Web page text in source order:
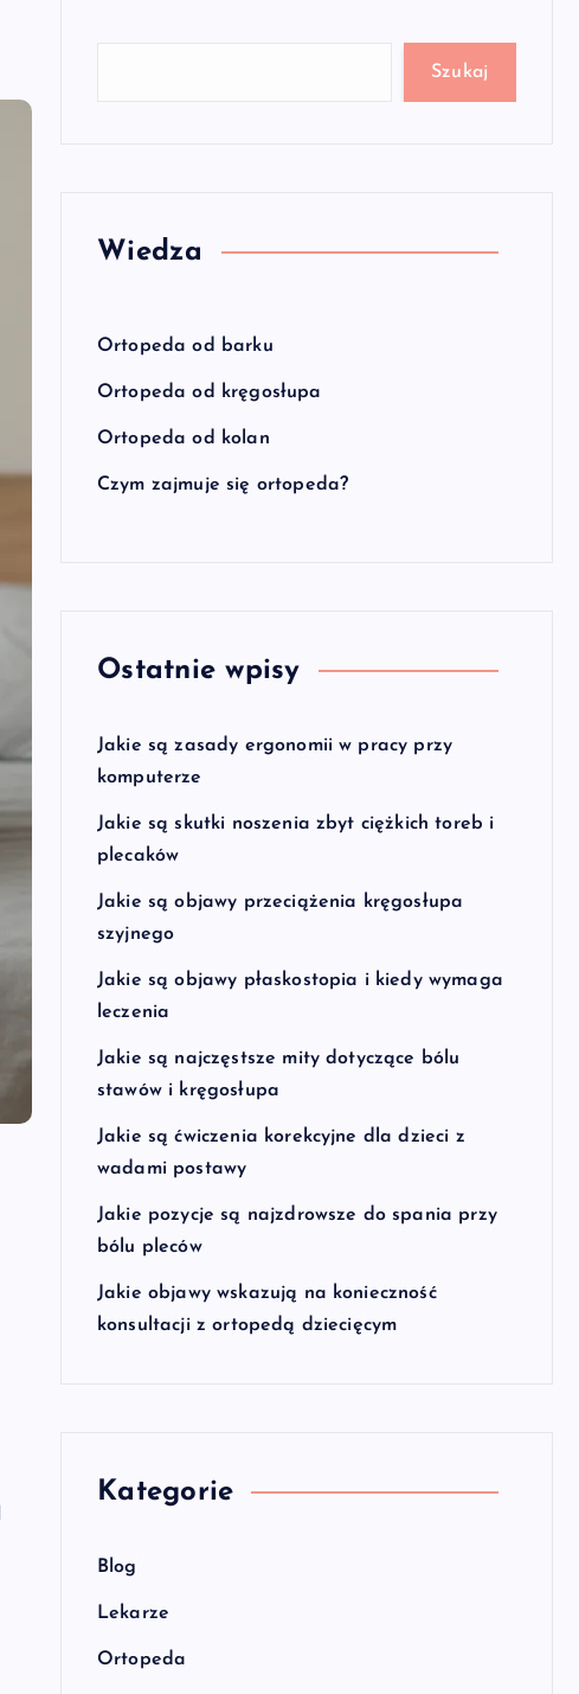
Szukaj
Wiedza
Ortopeda od barku
Ortopeda od kręgosłupa
Ortopeda od kolan
Czym zajmuje się ortopeda?
Ostatnie wpisy
Jakie są zasady ergonomii w pracy przy
komputerze
Jakie są skutki noszenia zbyt ciężkich toreb i
plecaków
Jakie są objawy przeciążenia kręgosłupa
szyjnego
Jakie są objawy płaskostopia i kiedy wymaga
leczenia
Jakie są najczęstsze mity dotyczące bólu
stawów i kręgosłupa
Jakie są ćwiczenia korekcyjne dla dzieci z
wadami postawy
Jakie pozycje są najzdrowsze do spania przy
bólu pleców
Jakie objawy wskazują na konieczność
konsultacji z ortopedą dziecięcym
Kategorie
Blog
Lekarze
Ortopeda